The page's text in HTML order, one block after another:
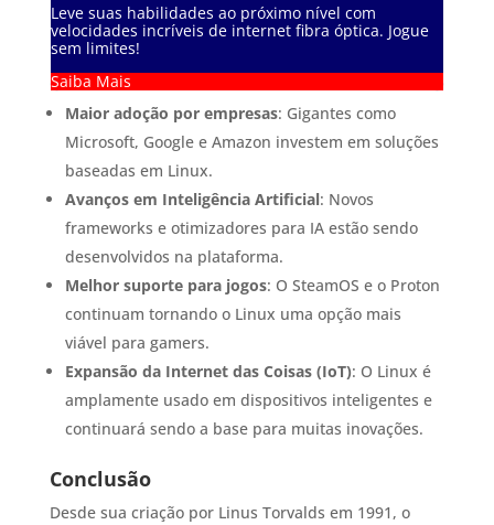
Leve suas habilidades ao próximo nível com
velocidades incríveis de internet fibra óptica. Jogue
sem limites!
Saiba Mais
Maior adoção por empresas: Gigantes como
Microsoft, Google e Amazon investem em soluções
baseadas em Linux.
Avanços em Inteligência Artificial: Novos
frameworks e otimizadores para IA estão sendo
desenvolvidos na plataforma.
Melhor suporte para jogos: O SteamOS e o Proton
continuam tornando o Linux uma opção mais
viável para gamers.
Expansão da Internet das Coisas (IoT): O Linux é
amplamente usado em dispositivos inteligentes e
continuará sendo a base para muitas inovações.
Conclusão
Desde sua criação por Linus Torvalds em 1991, o